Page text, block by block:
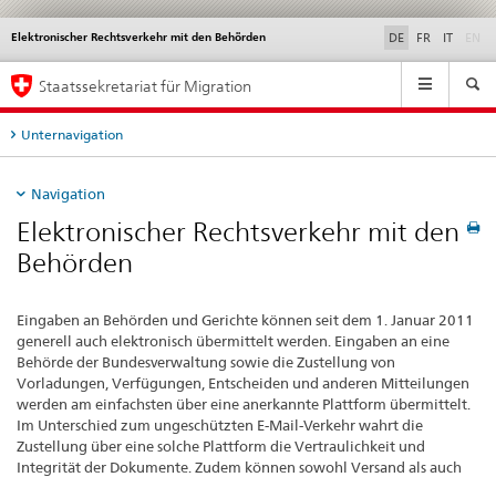
Elektronischer Rechtsverkehr mit den Behörden DE FR IT
Service
Hauptnavigation
Staatssekretariat für Migration
Unternavigation
Navigation
Elektronischer Rechtsverkehr mit den
Behörden
Eingaben an Behörden und Gerichte können seit dem 1. Januar 2011
generell auch elektronisch übermittelt werden. Eingaben an eine
Behörde der Bundesverwaltung sowie die Zustellung von
Vorladungen, Verfügungen, Entscheiden und anderen Mitteilungen
werden am einfachsten über eine anerkannte Plattform übermittelt.
Im Unterschied zum ungeschützten E-Mail-Verkehr wahrt die
Zustellung über eine solche Plattform die Vertraulichkeit und
Integrität der Dokumente. Zudem können sowohl Versand als auch